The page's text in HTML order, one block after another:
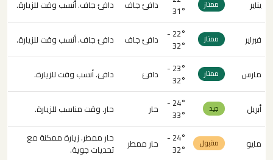
يناير ممتاز
31°
دافئ جاف دافئ جاف. أنسب وقت للزيارة.
فبراير ممتاز
22° -
32°
دافئ جاف دافئ جاف. أنسب وقت للزيارة.
مارس ممتاز
23° -
32°
دافئ دافئ. أنسب وقت للزيارة.
أبريل جيد
24° -
33°
حار حار. وقت مناسب للزيارة.
مايو مقبول
24° -
32°
حار ممطر
حار ممطر. زيارة ممكنة مع
تحديات جوية.